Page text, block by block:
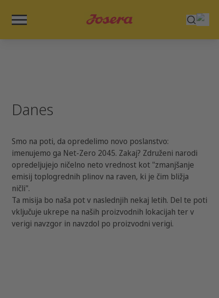
Danes
Smo na poti, da opredelimo novo poslanstvo:
imenujemo ga Net-Zero 2045. Zakaj? Združeni narodi
opredeljujejo ničelno neto vrednost kot "zmanjšanje
emisij toplogrednih plinov na raven, ki je čim bližja
ničli".
Ta misija bo naša pot v naslednjih nekaj letih. Del te poti
vključuje ukrepe na naših proizvodnih lokacijah ter v
verigi navzgor in navzdol po proizvodni verigi.